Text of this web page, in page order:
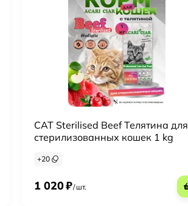
CAT Sterilised Beef Телятина для
стерилизованных кошек 1 kg
+20
1 020₽/ шт.